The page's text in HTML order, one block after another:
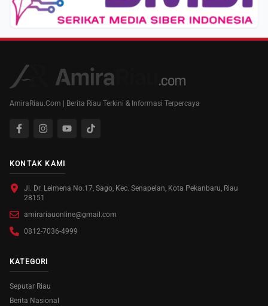
AmiraRiau.Com | Berita Riau Terkini & Informasi Terpercaya
KONTAK KAMI
Jl. Dr. Leimena No.17, Sago, Kec. Senapelan, Kota Pekanbaru, Riau
28151
amirariauonline@gmail.com
0812-7036-4999
KATEGORI
Seputar Riau
Berita Nasional